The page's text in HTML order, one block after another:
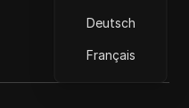
Deutsch
Français